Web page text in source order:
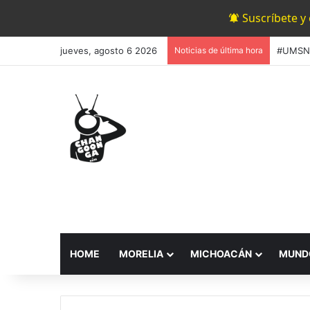
Suscríbete
jueves, agosto 6 2026 Noticias de última hora
HOME MORELIA MICHOACÁN